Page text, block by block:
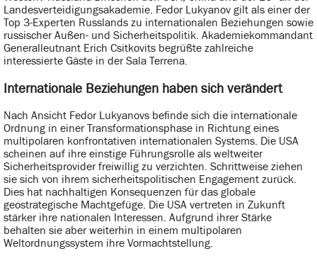
Landesverteidigungsakademie. Fedor Lukyanov gilt als einer der
Top 3-Experten Russlands zu internationalen Beziehungen sowie
russischer Außen- und Sicherheitspolitik. Akademiekommandant
Generalleutnant Erich Csitkovits begrüßte zahlreiche
interessierte Gäste in der Sala Terrena.
Internationale Beziehungen haben sich verändert
Nach Ansicht Fedor Lukyanovs befinde sich die internationale
Ordnung in einer Transformationsphase in Richtung eines
multipolaren konfrontativen internationalen Systems. Die USA
scheinen auf ihre einstige Führungsrolle als weltweiter
Sicherheitsprovider freiwillig zu verzichten. Schrittweise ziehen
sie sich von ihrem sicherheitspolitischen Engagement zurück.
Dies hat nachhaltigen Konsequenzen für das globale
geostrategische Machtgefüge. Die USA vertreten in Zukunft
stärker ihre nationalen Interessen. Aufgrund ihrer Stärke
behalten sie aber weiterhin in einem multipolaren
Weltordnungssystem ihre Vormachtstellung.